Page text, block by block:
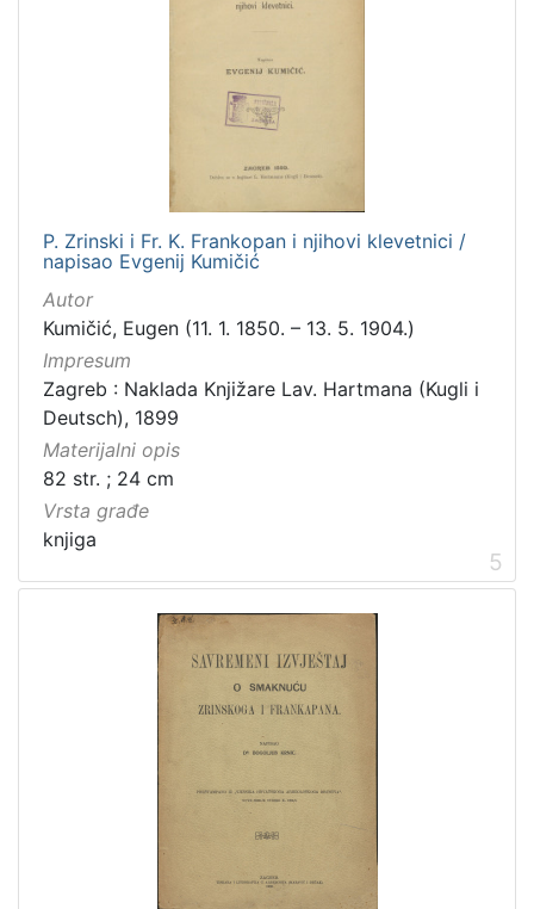
P. Zrinski i Fr. K. Frankopan i njihovi klevetnici /
napisao Evgenij Kumičić
Autor
Kumičić, Eugen (11. 1. 1850. – 13. 5. 1904.)
Impresum
Zagreb : Naklada Knjižare Lav. Hartmana (Kugli i
Deutsch), 1899
Materijalni opis
82 str. ; 24 cm
Vrsta građe
knjiga
5